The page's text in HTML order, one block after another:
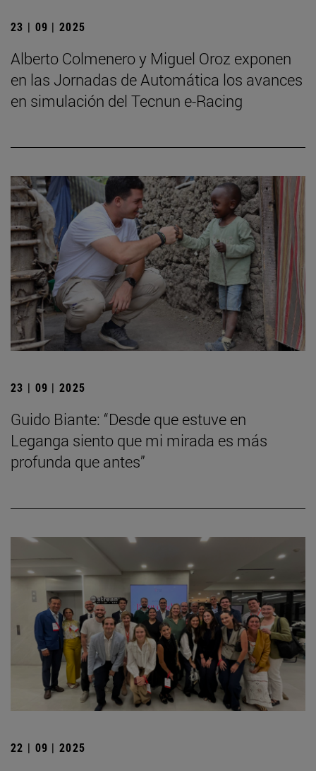
23 | 09 | 2025
Alberto Colmenero y Miguel Oroz exponen
en las Jornadas de Automática los avances
en simulación del Tecnun e-Racing
23 | 09 | 2025
Guido Biante: “Desde que estuve en
Leganga siento que mi mirada es más
profunda que antes”
22 | 09 | 2025